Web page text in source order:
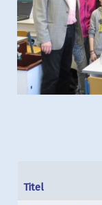
Titel